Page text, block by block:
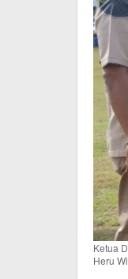
Ketua
Heru